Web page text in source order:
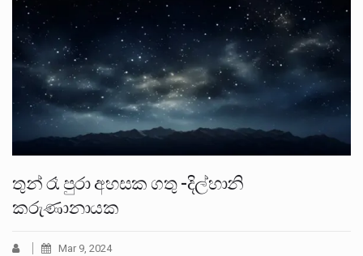
තුන් රෑ පුරා අහසක ගතු -දිල්හානි
කරුණානායක
Mar 9, 2024